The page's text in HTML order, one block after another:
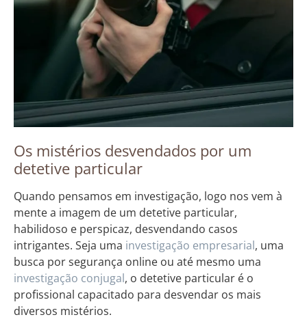
Os mistérios desvendados por um
detetive particular
Quando pensamos em investigação, logo nos vem à
mente a imagem de um detetive particular,
habilidoso e perspicaz, desvendando casos
intrigantes. Seja uma investigação empresarial, uma
busca por segurança online ou até mesmo uma
investigação conjugal, o detetive particular é o
profissional capacitado para desvendar os mais
diversos mistérios.